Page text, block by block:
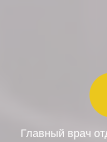
Главный врач